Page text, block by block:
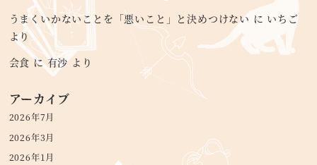
うまくいかないことを「悪いこと」と決めつけない に いちご
より
会食 に有沙より
アーカイブ
2026年7月
2026年3月
2026年1月